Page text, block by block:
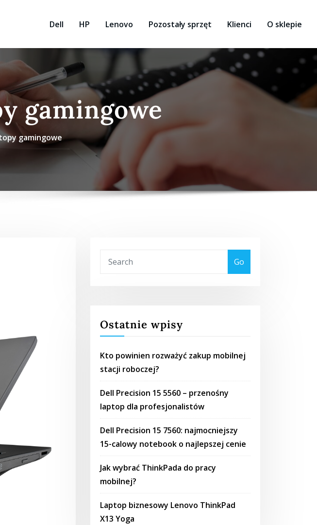
Dell HP Lenovo Pozostały sprzęt Klienci O sklepie
gamingowe
gamingowe
Go
Ostatnie wpisy
Kto powinien rozważyć zakup mobilnej
stacji roboczej?
Dell Precision 15 5560 – przenośny
laptop dla profesjonalistów
Dell Precision 15 7560: najmocniejszy
15-calowy notebook o najlepszej cenie
Jak wybrać ThinkPada do pracy
mobilnej?
Laptop biznesowy Lenovo ThinkPad
X13 Yoga